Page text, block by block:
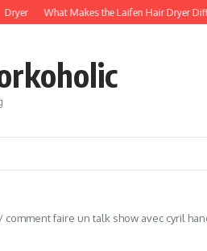
What Makes the Laifen Hair Dryer
/ comment faire un talk show avec cyril